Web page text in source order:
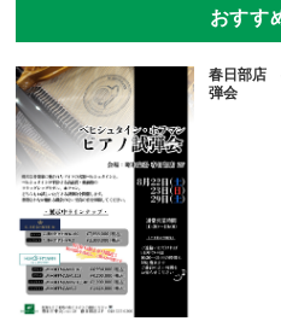
おすす
春日部店
弾会